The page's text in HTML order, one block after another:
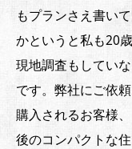
もプランさえ書い
かというと私も20
現地調査もしてい
です。弊社にご依
購入されるお客様
後のコンパクトな